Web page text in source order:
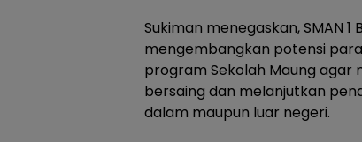
Sukiman menegaskan, SMAN
mengembangkan potensi
program Sekolah Maung agar
bersaing dan melanjutkan
dalam maupun luar negeri.